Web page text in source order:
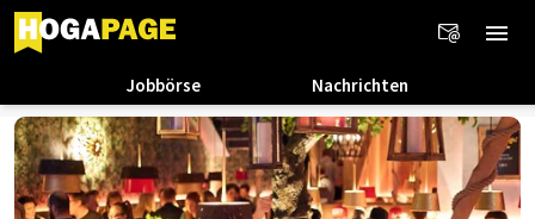
Jobbörse Nachrichten